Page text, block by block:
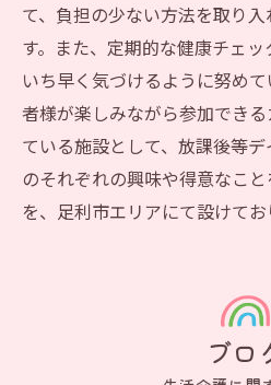
て、負担の少ない方法を取り
す。また、定期的な健康チェ
いち早く気づけるように努め
者様が楽しみながら参加でき
ている施設として、放課後等
のそれぞれの興味や得意なこ
を、足利市エリアにて設けてお
ブロ